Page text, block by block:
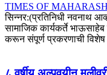
TIMES OF
सिन्नर:(प्रतिनिधी नवनाथ
सामाजिक कार्यकर्ते
करून संपूर्ण प्रकरणाची